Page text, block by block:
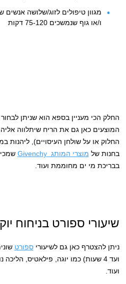
מגוון טיפולים לזוג/שלושה אנשים
ו/או גוף שנמשכים 75-120 דקות
המוצעים כאן גם את הריח שיתלווה
החלוק או על שולחן העיסויים), ליהנות
בחנות של מוצרי המותג Givenchy
בבריכת מי ים מחוממת ועוד.
שיעורי ספורט בניחוח
ניתן להצטרף כאן גם לשיעוריספורט
ועד 4 שעות) כמו יוגה, פילאטיס,
ועוד.